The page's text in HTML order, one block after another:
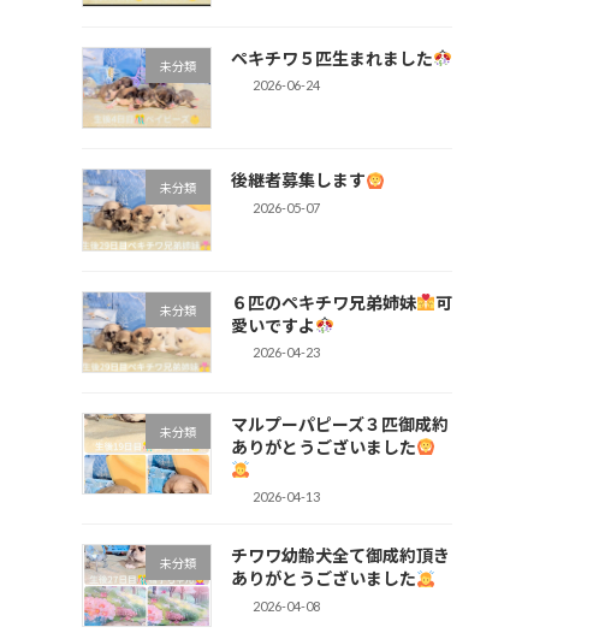
未分類 ペキチワ５匹生まれました
2026-06-24
未分類 後継者募集します
2026-05-07
未分類 ６匹のペキチワ兄弟姉妹
可
愛いですよ
2026-04-23
未分類
マルプーパピーズ３匹御成約
ありがとうございました
2026-04-13
未分類
チワワ幼齢犬全て御成約頂き
ありがとうございました
2026-04-08